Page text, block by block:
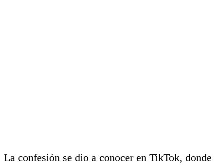
La confesión se dio a conocer en TikTok, donde